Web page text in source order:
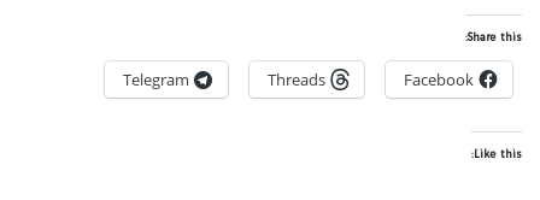
Share this:
Facebook
Threads
Telegram
Like this: